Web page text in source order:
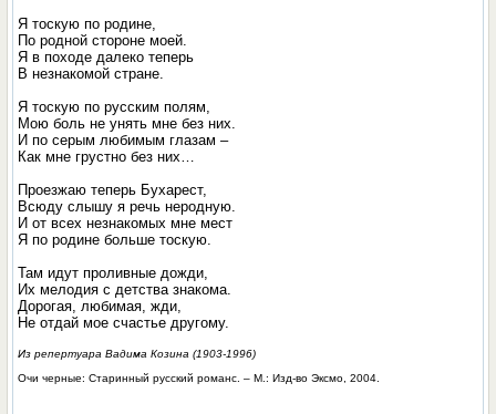
Я тоскую по родине,
По родной стороне моей.
Я в походе далеко теперь
В незнакомой стране.
Я тоскую по русским полям,
Мою боль не унять мне без них.
И по серым любимым глазам –
Как мне грустно без них…
Проезжаю теперь Бухарест,
Всюду слышу я речь неродную.
И от всех незнакомых мне мест
Я по родине больше тоскую.
Там идут проливные дожди,
Их мелодия с детства знакома.
Дорогая, любимая, жди,
Не отдай мое счастье другому.
Из репертуара Вадима Козина (1903-1996)
Очи черные: Старинный русский романс. – М.: Изд-во Эксмо, 2004.